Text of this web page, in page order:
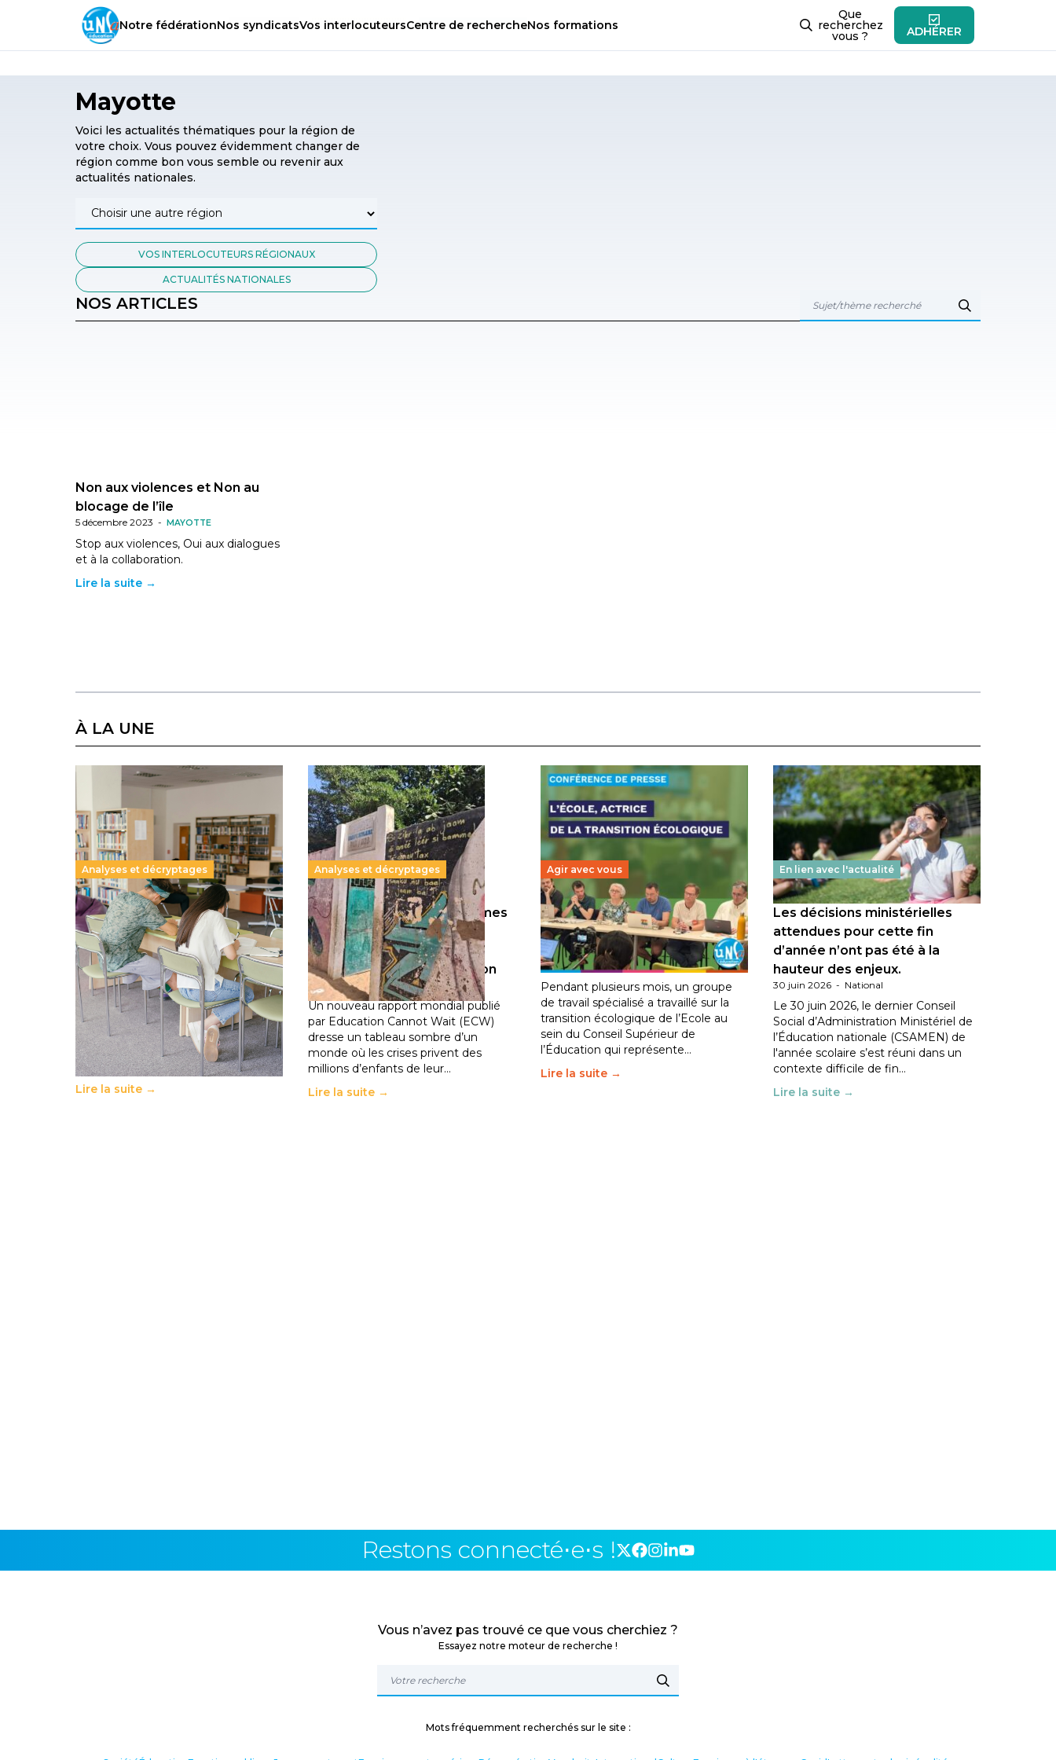
Notre fédérationNos syndicatsVos interlocuteursCentre de rechercheNos formations
Que
recherchez
vous ? ADHÉRER
Mayotte
Voici les actualités thématiques pour la région de
votre choix. Vous pouvez évidemment changer de
région comme bon vous semble ou revenir aux
actualités nationales.
VOS INTERLOCUTEURS RÉGIONAUX
ACTUALITÉS NATIONALES
NOS ARTICLES
Non aux violences et Non au
blocage de l’île
5 décembre 2023 - MAYOTTE
Stop aux violences, Oui aux dialogues
et à la collaboration.
Lire la suite →
À LA UNE
Analyses et décryptages
Supérieur privé : une dérive qui
met à mal la promesse
républicaine
11 juillet 2026- National
Le projet de loi sur la régulation de
l’enseignement supérieur privé met
en lumière l’amplification d’un
système qui relègue l’acte
pédagogique au superfétatoire, voire
à…
Lire la suite →
Analyses et décryptages
258 millions d’enfants victimes
de la guerre, des chocs
climatiques et des
déplacements de population
11 juillet 2026 -National
Un nouveau rapport mondial publié
par Education Cannot Wait (ECW)
dresse un tableau sombre d’un
monde où les crises privent des
millions d’enfants de leur…
Lire la suite →
Agir avec vous
Transition écologique de
l’éducation : l’UNSA Éducation
fait bouger les lignes
30 juin 2026-National
Pendant plusieurs mois, un groupe
de travail spécialisé a travaillé sur la
transition écologique de l’Ecole au
sein du Conseil Supérieur de
l’Éducation qui représente…
Lire la suite →
En lien avec l'actualité
Les décisions ministérielles
attendues pour cette fin
d’année n’ont pas été à la
hauteur des enjeux.
30 juin 2026 - National
Le 30 juin 2026, le dernier Conseil
Social d’Administration Ministériel de
l’Éducation nationale (CSAMEN) de
l'année scolaire s’est réuni dans un
contexte difficile de fin…
Lire la suite →
Restons connecté⋅e⋅s !
Vous n’avez pas trouvé ce que vous cherchiez ?
Essayez notre moteur de recherche !
Mots fréquemment recherchés sur le site :